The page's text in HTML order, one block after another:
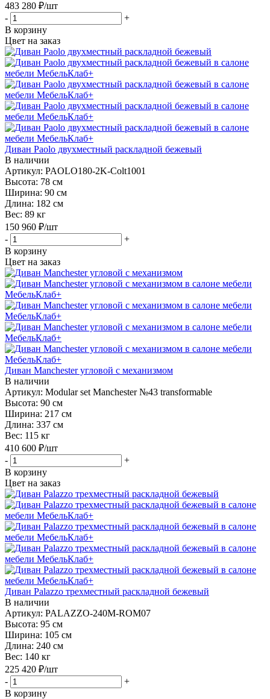
483 280 ₽/шт
-
+
В корзину
Цвет на заказ
Диван Paolo двухместный pаскладной бежевый
В наличии
Артикул: PAOLO180-2K-Colt1001
Высота: 78 см
Ширина: 90 см
Длина: 182 см
Вес: 89 кг
150 960 ₽/шт
-
+
В корзину
Цвет на заказ
Диван Manchester угловой с механизмом
В наличии
Артикул: Modular set Manchester №43 transformable
Высота: 90 см
Ширина: 217 см
Длина: 337 см
Вес: 115 кг
410 600 ₽/шт
-
+
В корзину
Цвет на заказ
Диван Palazzo трехместный раскладной бежевый
В наличии
Артикул: PALAZZO-240M-ROM07
Высота: 95 см
Ширина: 105 см
Длина: 240 см
Вес: 140 кг
225 420 ₽/шт
-
+
В корзину